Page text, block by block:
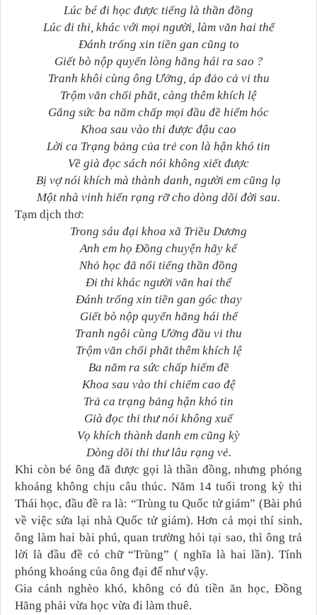
Lúc bé đi học được tiếng là thần đồng
Lúc đi thi, khác với mọi người, làm văn hai thể
Đánh trống xin tiền gan cũng to
Giết bò nộp quyển lòng hăng hái ra sao ?
Tranh khôi cùng ông Ưởng, áp đảo cả vi thu
Trộm văn chối phắt, càng thêm khích lệ
Gắng sức ba năm chấp mọi đầu đề hiểm hóc
Khoa sau vào thi được đậu cao
Lời ca Trạng bảng của trẻ con là hận khó tin
Về già đọc sách nói không xiết được
Bị vợ nói khích mà thành danh, người em cũng lạ
Một nhà vinh hiển rạng rỡ cho dòng dõi đời sau.
Tạm dịch thơ:
Trong sáu đại khoa xã Triều Dương
Anh em họ Đồng chuyện hãy kể
Nhỏ học đã nổi tiếng thần đồng
Đi thi khác người văn hai thể
Đánh trống xin tiền gan góc thay
Giết bò nộp quyển hăng hái thế
Tranh ngôi cùng Ưởng đầu vi thu
Trộm văn chối phắt thêm khích lệ
Ba năm ra sức chấp hiểm đề
Khoa sau vào thi chiếm cao đệ
Trả ca trạng bảng hận khó tin
Già đọc thi thư nói không xuể
Vọ khích thành danh em cũng kỳ
Dòng dõi thi thư lâu rạng vẻ.
Khi còn bé ông đã được gọi là thần đồng, nhưng phóng
khoáng không chịu câu thúc. Năm 14 tuổi trong kỳ thi
Thái học, đầu đề ra là: “Trùng tu Quốc tử giám” (Bài phú
về việc sửa lại nhà Quốc tử giám). Hơn cả mọi thí sinh,
ông làm hai bài phú, quan trường hỏi tại sao, thì ông trả
lời là đầu đề có chữ “Trùng” ( nghĩa là hai lần). Tính
phóng khoáng của ông đại để như vậy.
Gia cảnh nghèo khó, không có đủ tiền ăn học, Đồng
Hãng phải vừa học vừa đi làm thuê.